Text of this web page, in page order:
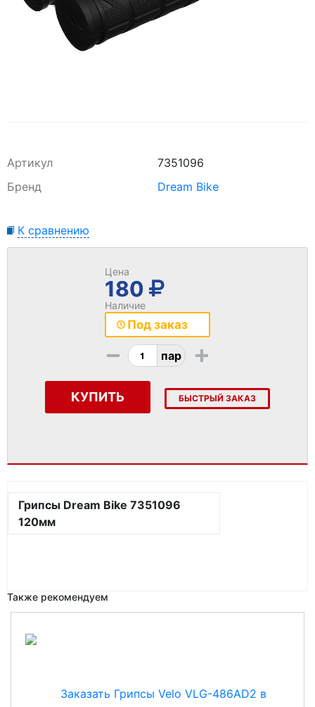
Артикул
7351096
Бренд
Dream Bike
К сравнению
Цена
180
Наличие
Под заказ
- пар +
КУПИТЬ БЫСТРЫЙ ЗАКАЗ
Грипсы Dream Bike 7351096
120мм
Также рекомендуем